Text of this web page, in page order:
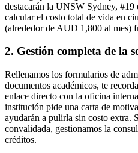
destacarán la UNSW Sydney,
calcular el costo total de vida en
(alrededor de AUD 1,800 al mes)
2. Gestión completa de la
Rellenamos los formularios de
documentos académicos, te
enlace directo con la oficina
institución pide una carta de
ayudarán a pulirla sin costo extra.
convalidada, gestionamos la
créditos.